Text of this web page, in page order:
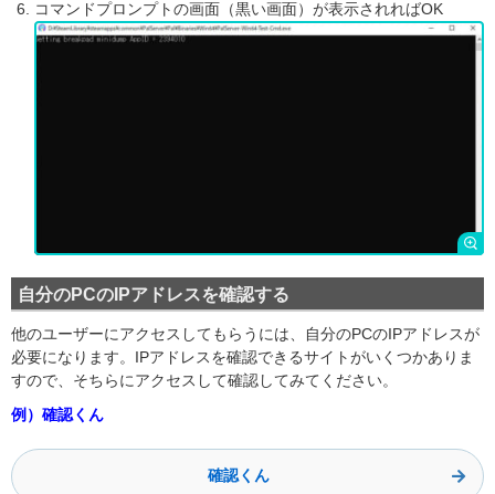
コマンドプロンプトの画面（黒い画面）が表示されればOK
自分のPCのIPアドレスを確認する
他のユーザーにアクセスしてもらうには、自分のPCのIPアドレスが
必要になります。IPアドレスを確認できるサイトがいくつかありま
すので、そちらにアクセスして確認してみてください。
例）確認くん
確認くん